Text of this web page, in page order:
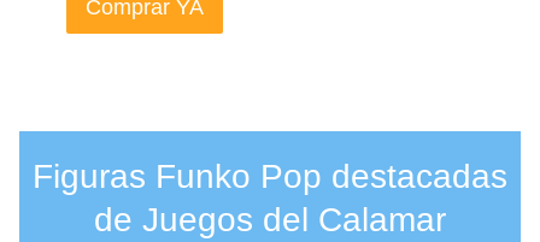
Comprar YA
Figuras Funko Pop destacadas
de Juegos del Calamar